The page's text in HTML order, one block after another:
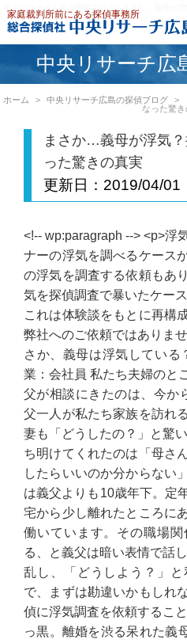
中央リサーチ広
ホーム 中央リサーチ広島の探偵ブログ
なった驚
まさか…義母が浮気
った驚きの真実
更新日： 2019/04/01
<!-- wp:paragraph --> <p>浮
ナーの浮気を調べるケース
の浮気を調査する依頼もあ
気を探偵調査で暴いたケー
これは体験談をもとに再構
弊社へのご依頼ではありま
さか、義母は浮気してい
業：会社員 私たち夫婦のと
父が相談にきたのは、今か
父一人が私たち家族を訪れ
妻も「どうしたの？」と驚
ち明けてくれたのは「母さ
したらいいのか分からない
は義父よりも10歳年下。定
宅から少し離れたところに
働いています。その職場
る、と義父は暗い表情で話
乱し、「どうしよう？」
で、まずは勘違いかもしれ
偵に浮気調査を依頼するこ
っ黒。離婚を渋る呆れた義